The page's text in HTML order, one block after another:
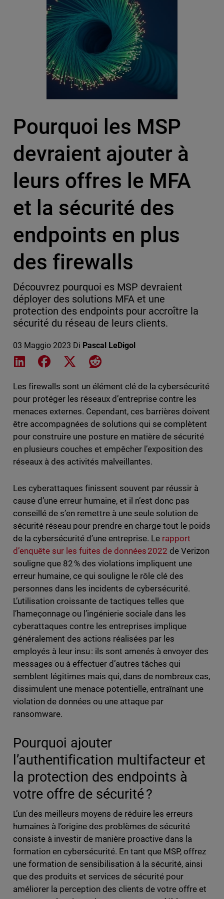
Pourquoi les MSP
devraient ajouter à
leurs offres le MFA
et la sécurité des
endpoints en plus
des firewalls
Découvrez pourquoi es MSP devraient
déployer des solutions MFA et une
protection des endpoints pour accroître la
sécurité du réseau de leurs clients.
03 Maggio 2023 Di Pascal LeDigol
Share on LinkedIn
Share on Facebook
Share on XShare on Reddit
Les firewalls sont un élément clé de la cybersécurité
pour protéger les réseaux d’entreprise contre les
menaces externes. Cependant, ces barrières doivent
être accompagnées de solutions qui se complètent
pour construire une posture en matière de sécurité
en plusieurs couches et empêcher l’exposition des
réseaux à des activités malveillantes.
Les cyberattaques finissent souvent par réussir à
cause d’une erreur humaine, et il n’est donc pas
conseillé de s’en remettre à une seule solution de
sécurité réseau pour prendre en charge tout le poids
de la cybersécurité d’une entreprise. Le rapport
d’enquête sur les fuites de données 2022 de Verizon
souligne que 82 % des violations impliquent une
erreur humaine, ce qui souligne le rôle clé des
personnes dans les incidents de cybersécurité.
L’utilisation croissante de tactiques telles que
l’hameçonnage ou l’ingénierie sociale dans les
cyberattaques contre les entreprises implique
généralement des actions réalisées par les
employés à leur insu : ils sont amenés à envoyer des
messages ou à effectuer d’autres tâches qui
semblent légitimes mais qui, dans de nombreux cas,
dissimulent une menace potentielle, entraînant une
violation de données ou une attaque par
ransomware.
Pourquoi ajouter
l’authentification multifacteur et
la protection des endpoints à
votre offre de sécurité ?
L’un des meilleurs moyens de réduire les erreurs
humaines à l’origine des problèmes de sécurité
consiste à investir de manière proactive dans la
formation en cybersécurité. En tant que MSP, offrez
une formation de sensibilisation à la sécurité, ainsi
que des produits et services de sécurité pour
améliorer la perception des clients de votre offre et